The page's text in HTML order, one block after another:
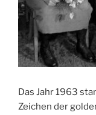
Das Jahr 1963
Zeichen der